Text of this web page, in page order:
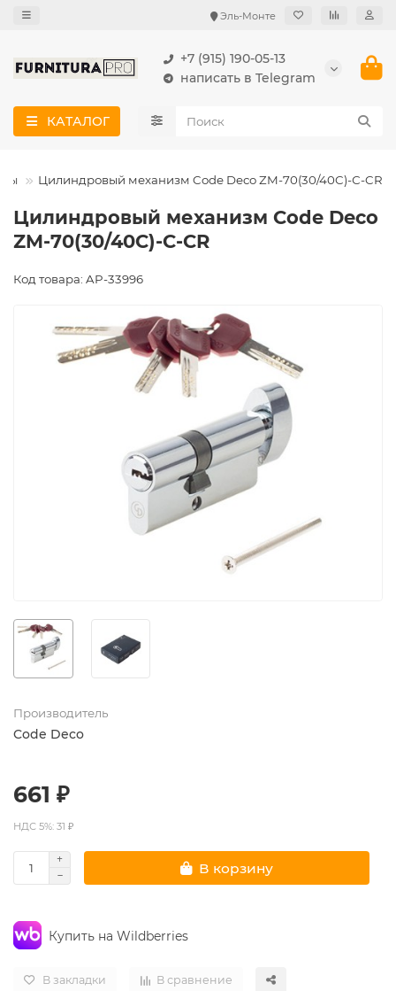
Эль-Монте
+7 (915) 190-05-13
написать в Telegram
КАТАЛОГ
Цилиндровый механизм Code Deco ZM-70(30/40C)-С-CR
Цилиндровый механизм Code Deco
ZM-70(30/40C)-С-CR
Код товара: AP-33996
Производитель
Code Deco
661 ₽
НДС 5%: 31 ₽
В корзину
Купить на Wildberries
В закладки В сравнение